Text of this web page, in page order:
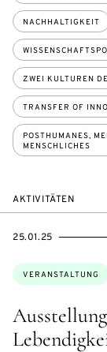
NACHHALTIGKEIT
ZWEI KULTUREN
TRANSFER OF
POSTHUMANES,
MENSCHLICHES
AKTIVITÄTEN
Themen:
VERANSTALTUNG
EVENTBEGINSON
25.01.25
EVENTENDSON